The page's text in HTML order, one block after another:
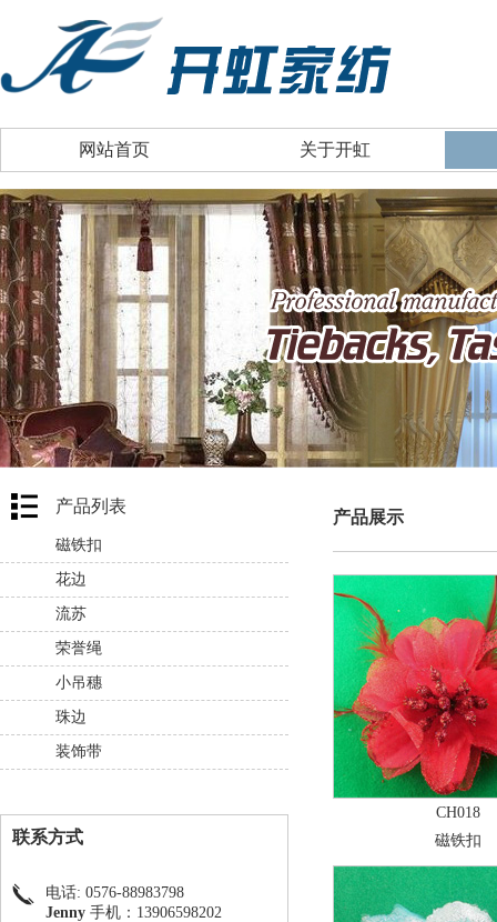
网站首页 关于开虹
产品列表
磁铁扣
花边
流苏
荣誉绳
小吊穗
珠边
装饰带
联系方式
电话: 0576-88983798
Jenny 手机：13906598202
产品展示
CH018
磁铁扣